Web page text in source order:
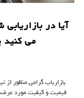
آیا در
می کنید
بازاریاب گرامی منظور از
قیمیت و کیفیت مورد